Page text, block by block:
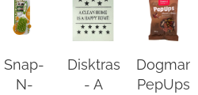
Snap-
N-
Disktrasa
- A
Dogman
PepUps